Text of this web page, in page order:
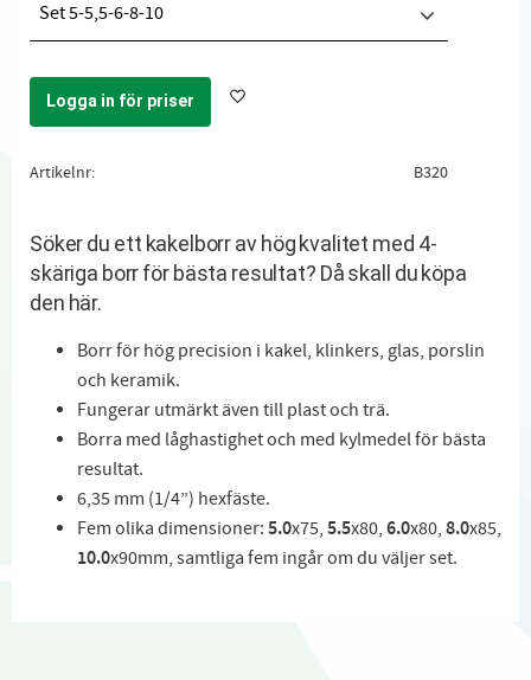
Set 5-5,5-6-8-10
Logga in för priser Lägg till i favoriter
Artikelnr B320
Söker du ett kakelborr av hög kvalitet med 4-
skäriga borr för bästa resultat? Då skall du köpa
den här.
Borr för hög precision i kakel, klinkers, glas, porslin
och keramik.
Fungerar utmärkt även till plast och trä.
Borra med låghastighet och med kylmedel för bästa
resultat.
6,35 mm (1/4”) hexfäste.
Fem olika dimensioner: 5.0x75, 5.5x80, 6.0x80, 8.0x85,
10.0x90mm, samtliga fem ingår om du väljer set.